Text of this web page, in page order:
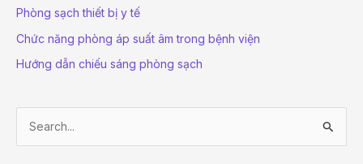
Phòng sạch thiết bị y tế
Chức năng phòng áp suất âm trong bệnh viện
Hướng dẫn chiếu sáng phòng sạch